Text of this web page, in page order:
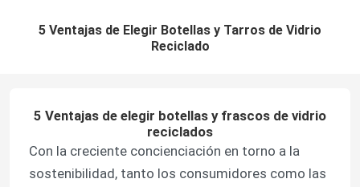
5 Ventajas de Elegir Botellas y Tarros de Vidrio
Reciclado
5 Ventajas de elegir botellas y frascos de vidrio
reciclados
Con la creciente concienciación en torno a la
sostenibilidad, tanto los consumidores como las